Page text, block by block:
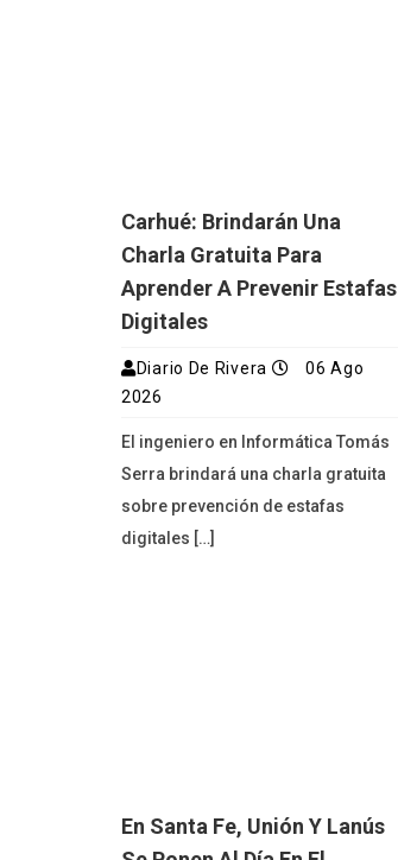
Carhué: Brindarán Una
Charla Gratuita Para
Aprender A Prevenir Estafas
Digitales
Diario De Rivera
06 Ago
2026
El ingeniero en Informática Tomás
Serra brindará una charla gratuita
sobre prevención de estafas
digitales […]
En Santa Fe, Unión Y Lanús